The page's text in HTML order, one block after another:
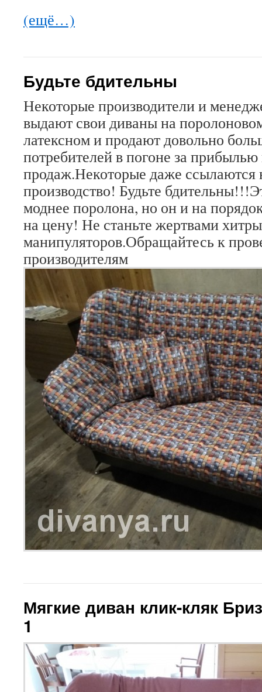
(ещё…)
Будьте бдительны
Некоторые производители и
выдают свои диваны на
латексном и продают довольно
потребителей в погоне за
продаж.Некоторые даже ссылаются
производство! Будьте
моднее поролона, но он и на
на цену! Не станьте жертвами
манипуляторов.Обращайтесь к
производителям
Мягкие диван клик-кляк
1